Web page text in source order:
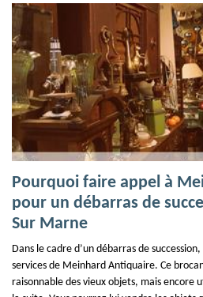
Pourquoi faire appel à
pour un débarras de
Sur Marne
Dans le cadre d’un débarras de
services de Meinhard Antiquaire. Ce
raisonnable des vieux objets, mais encore